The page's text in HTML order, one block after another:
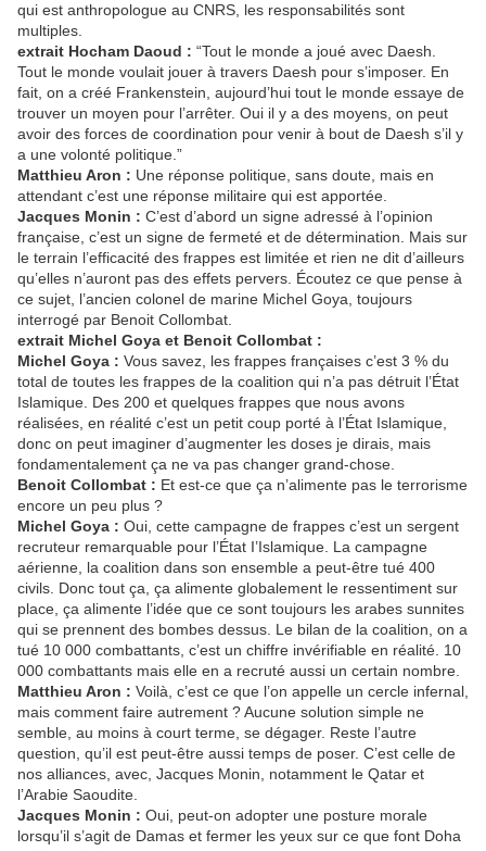
qui est anthropologue au CNRS, les responsabilités sont
multiples.
extrait Hocham Daoud : “Tout le monde a joué avec Daesh.
Tout le monde voulait jouer à travers Daesh pour s’imposer. En
fait, on a créé Frankenstein, aujourd’hui tout le monde essaye de
trouver un moyen pour l’arrêter. Oui il y a des moyens, on peut
avoir des forces de coordination pour venir à bout de Daesh s’il y
a une volonté politique.”
Matthieu Aron : Une réponse politique, sans doute, mais en
attendant c’est une réponse militaire qui est apportée.
Jacques Monin : C’est d’abord un signe adressé à l’opinion
française, c’est un signe de fermeté et de détermination. Mais sur
le terrain l’efficacité des frappes est limitée et rien ne dit d’ailleurs
qu’elles n’auront pas des effets pervers. Écoutez ce que pense à
ce sujet, l’ancien colonel de marine Michel Goya, toujours
interrogé par Benoit Collombat.
extrait Michel Goya et Benoit Collombat :
Michel Goya : Vous savez, les frappes françaises c’est 3 % du
total de toutes les frappes de la coalition qui n’a pas détruit l’État
Islamique. Des 200 et quelques frappes que nous avons
réalisées, en réalité c’est un petit coup porté à l’État Islamique,
donc on peut imaginer d’augmenter les doses je dirais, mais
fondamentalement ça ne va pas changer grand-chose.
Benoit Collombat : Et est-ce que ça n’alimente pas le terrorisme
encore un peu plus ?
Michel Goya : Oui, cette campagne de frappes c’est un sergent
recruteur remarquable pour l’État I’Islamique. La campagne
aérienne, la coalition dans son ensemble a peut-être tué 400
civils. Donc tout ça, ça alimente globalement le ressentiment sur
place, ça alimente l’idée que ce sont toujours les arabes sunnites
qui se prennent des bombes dessus. Le bilan de la coalition, on a
tué 10 000 combattants, c’est un chiffre invérifiable en réalité. 10
000 combattants mais elle en a recruté aussi un certain nombre.
Matthieu Aron : Voilà, c’est ce que l’on appelle un cercle infernal,
mais comment faire autrement ? Aucune solution simple ne
semble, au moins à court terme, se dégager. Reste l’autre
question, qu’il est peut-être aussi temps de poser. C’est celle de
nos alliances, avec, Jacques Monin, notamment le Qatar et
l’Arabie Saoudite.
Jacques Monin : Oui, peut-on adopter une posture morale
lorsqu’il s’agit de Damas et fermer les yeux sur ce que font Doha